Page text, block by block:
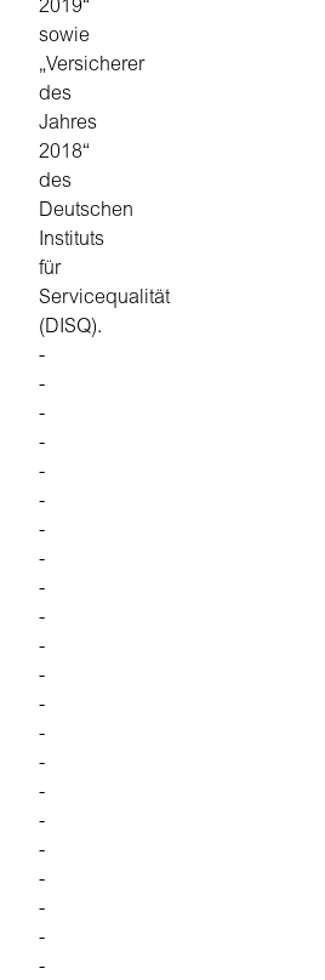
2019“
sowie
„Versicherer
des
Jahres
2018“
des
Deutschen
Instituts
für
Servicequalität
(DISQ).
-
-
-
-
-
-
-
-
-
-
-
-
-
-
-
-
-
-
-
-
-
-